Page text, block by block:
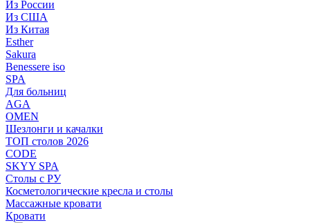
Из России
Из США
Из Китая
Esther
Sakura
Benessere iso
SPA
Для больниц
AGA
OMEN
Шезлонги и качалки
ТОП столов 2026
CODE
SKYY SPA
Столы с РУ
Косметологические кресла и столы
Массажные кровати
Кровати